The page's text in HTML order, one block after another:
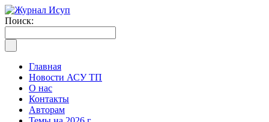
Поиск:
Главная
Новости АСУ ТП
О нас
Контакты
Авторам